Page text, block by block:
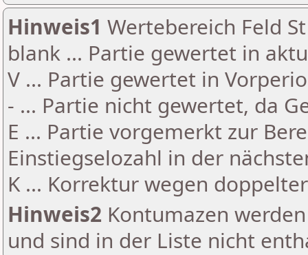
Hinweis1 Wertebereich Feld
blank ... Partie gewertet in
V ... Partie gewertet in
- ... Partie nicht gewertet, da
E ... Partie vorgemerkt zur
Einstiegselozahl in der
K ... Korrektur wegen
Hinweis2 Kontumazen
und sind in der Liste nicht